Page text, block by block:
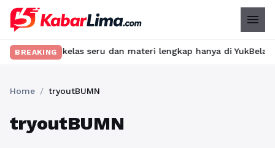
menu
BREAKING
kelas seru dan materi lengkap hanya di
Home / tryoutBUMN
tryoutBUMN